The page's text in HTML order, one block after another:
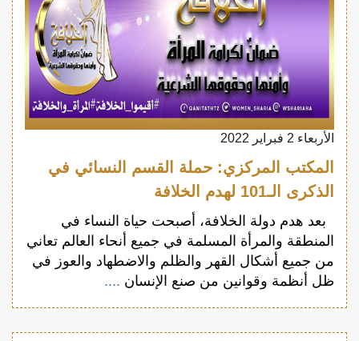
الأربعاء 2 فبراير 2022
المكتب المركزي: حملة القسم النسائي في
الذكرى الـ101 لهدم الخلافة
بعد هدم دولة الخلافة، أصبحت حياة النساء في
المنطقة والمرأة المسلمة في جميع أنحاء العالم تعاني
من جميع أشكال القهر والظلم والاضطهاد والعوز في
ظل أنظمة وقوانين من صنع الإنسان ....